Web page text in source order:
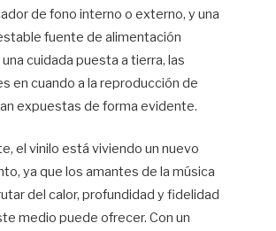
de fono interno o externo, y una
fuente de alimentación
cuidada puesta a tierra, las
en cuando a la reproducción de
expuestas de forma evidente.
el vinilo está viviendo un nuevo
ya que los amantes de la música
del calor, profundidad y fidelidad
medio puede ofrecer. Con un